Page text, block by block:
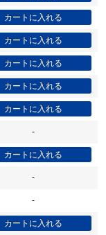
-
-
-